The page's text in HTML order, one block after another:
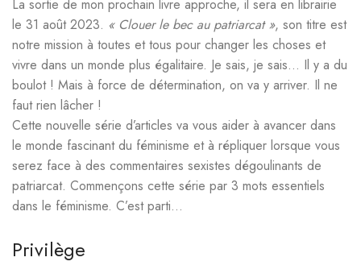
La sortie de mon prochain livre approche, il sera en librairie
le 31 août 2023. « Clouer le bec au patriarcat », son titre est
notre mission à toutes et tous pour changer les choses et
vivre dans un monde plus égalitaire. Je sais, je sais… Il y a du
boulot ! Mais à force de détermination, on va y arriver. Il ne
faut rien lâcher !
Cette nouvelle série d’articles va vous aider à avancer dans
le monde fascinant du féminisme et à répliquer lorsque vous
serez face à des commentaires sexistes dégoulinants de
patriarcat. Commençons cette série par 3 mots essentiels
dans le féminisme. C’est parti…
Privilège